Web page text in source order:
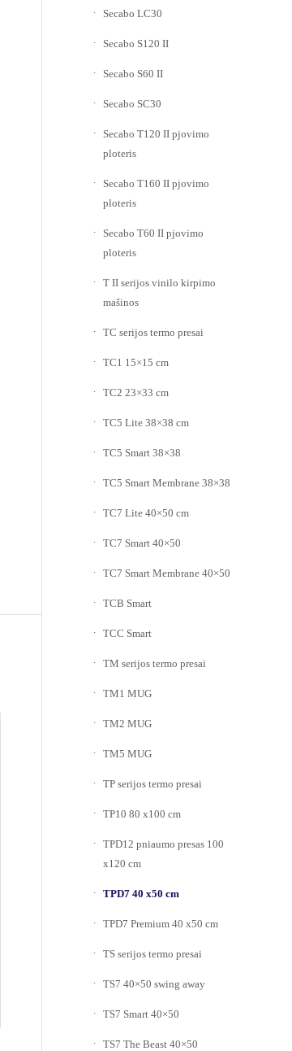
Secabo LC30
Secabo S120 II
Secabo S60 II
Secabo SC30
Secabo T120 II pjovimo
ploteris
Secabo T160 II pjovimo
ploteris
Secabo T60 II pjovimo
ploteris
T II serijos vinilo kirpimo
mašinos
TC serijos termo presai
TC1 15×15 cm
TC2 23×33 cm
TC5 Lite 38×38 cm
TC5 Smart 38×38
TC5 Smart Membrane 38×38
TC7 Lite 40×50 cm
TC7 Smart 40×50
TC7 Smart Membrane 40×50
TCB Smart
TCC Smart
TM serijos termo presai
TM1 MUG
TM2 MUG
TM5 MUG
TP serijos termo presai
TP10 80 x100 cm
TPD12 pniaumo presas 100
x120 cm
TPD7 40 x50 cm
TPD7 Premium 40 x50 cm
TS serijos termo presai
TS7 40×50 swing away
TS7 Smart 40×50
TS7 The Beast 40×50